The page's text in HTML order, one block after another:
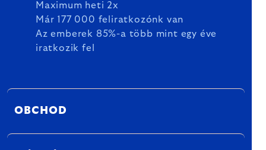
Maximum heti 2x
Már 177 000 feliratkozónk van
Az emberek 85%-a több mint egy éve
iratkozik fel
OBCHOD